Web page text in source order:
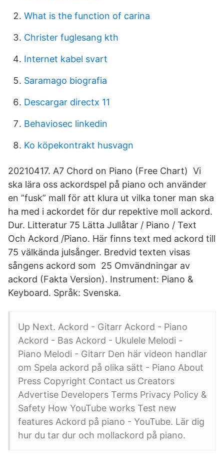
What is the function of carina
Christer fuglesang kth
Internet kabel svart
Saramago biografia
Descargar directx 11
Behaviosec linkedin
Ko köpekontrakt husvagn
20210417. A7 Chord on Piano (Free Chart) Vi
ska lära oss ackordspel på piano och använder
en ”fusk” mall för att klura ut vilka toner man ska
ha med i ackordet för dur repektive moll ackord.
Dur. Litteratur 75 Lätta Jullåtar / Piano / Text
Och Ackord /Piano. Här finns text med ackord till
75 välkända julsånger. Bredvid texten visas
sångens ackord som 25 Omvändningar av
ackord (Fakta Version). Instrument: Piano &
Keyboard. Språk: Svenska.
Up Next. Ackord - Gitarr Ackord - Piano
Ackord - Bas Ackord - Ukulele Melodi -
Piano Melodi - Gitarr Den här videon handlar
om Spela ackord på olika sätt - Piano About
Press Copyright Contact us Creators
Advertise Developers Terms Privacy Policy &
Safety How YouTube works Test new
features Ackord på piano - YouTube. Lär dig
hur du tar dur och mollackord på piano.